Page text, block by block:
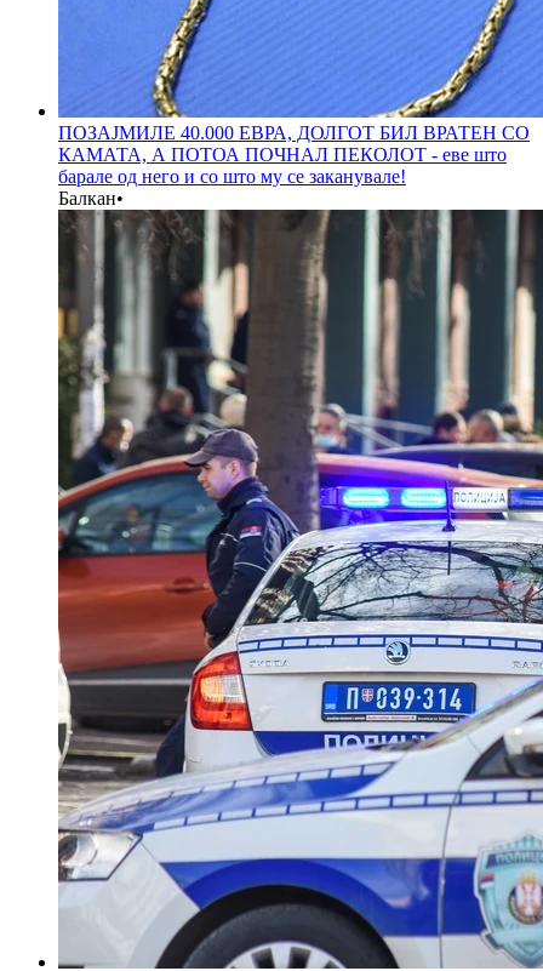
ПОЗАЈМИЛЕ 40.000 ЕВРА, ДОЛГОТ БИЛ ВРАТЕН СО
КАМАТА, А ПОТОА ПОЧНАЛ ПЕКОЛОТ - еве што
барале од него и со што му се заканувале!
Балкан•